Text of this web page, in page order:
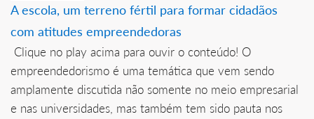
A escola, um terreno fértil para formar cidadãos
com atitudes empreendedoras
Clique no play acima para ouvir o conteúdo! O
empreendedorismo é uma temática que vem sendo
amplamente discutida não somente no meio empresarial
e nas universidades, mas também tem sido pauta nos